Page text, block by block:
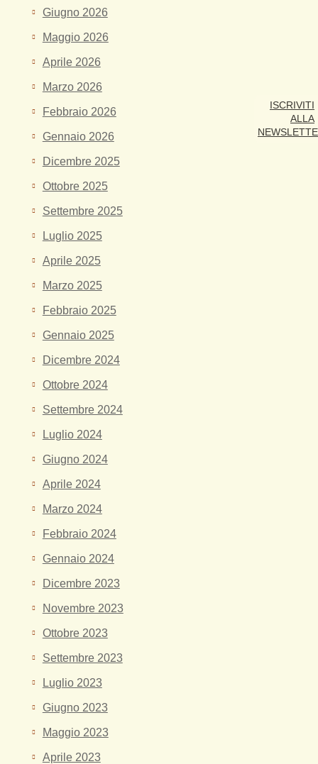
Giugno 2026
Maggio 2026
Aprile 2026
Marzo 2026
Febbraio 2026
Gennaio 2026
Dicembre 2025
Ottobre 2025
Settembre 2025
Luglio 2025
Aprile 2025
Marzo 2025
Febbraio 2025
Gennaio 2025
Dicembre 2024
Ottobre 2024
Settembre 2024
Luglio 2024
Giugno 2024
Aprile 2024
Marzo 2024
Febbraio 2024
Gennaio 2024
Dicembre 2023
Novembre 2023
Ottobre 2023
Settembre 2023
Luglio 2023
Giugno 2023
Maggio 2023
Aprile 2023
ISCRIVITI
ALLA